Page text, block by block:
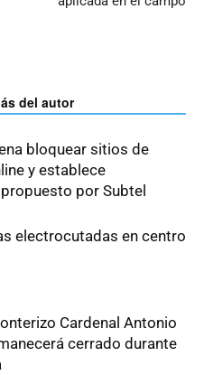
del autor
bloquear sitios de
y establece
por Subtel
electrocutadas en centro
Cardenal Antonio
cerrado durante